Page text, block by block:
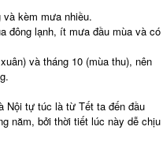
và kèm mưa nhiều.
đông lạnh, ít mưa đầu mùa và có
và tháng 10 (mùa thu), nên
Nội tự túc là từ Tết ta đến đầu
năm, bởi thời tiết lúc này dễ chịu